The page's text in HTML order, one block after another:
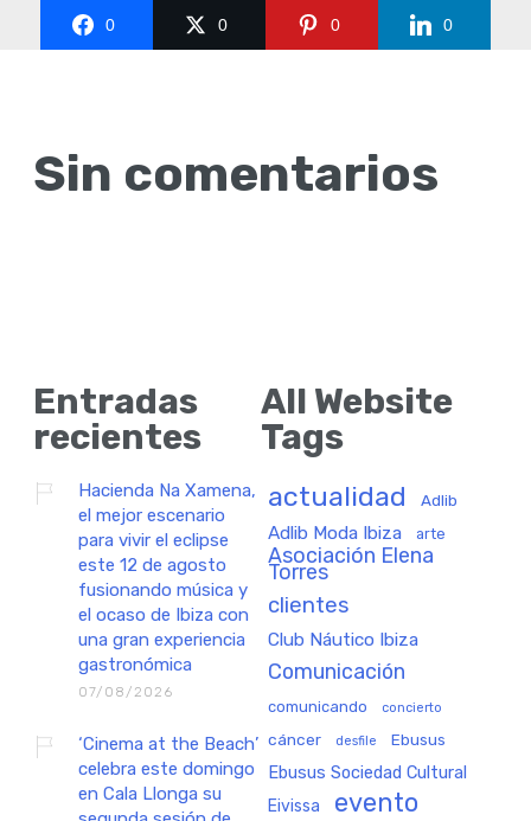
0 0 0 0
Sin comentarios
Entradas
recientes
Hacienda Na Xamena,
el mejor escenario
para vivir el eclipse
este 12 de agosto
fusionando música y
el ocaso de Ibiza con
una gran experiencia
gastronómica
07/08/2026
‘Cinema at the Beach’
celebra este domingo
en Cala Llonga su
All Website
Tags
actualidad Adlib
Adlib Moda Ibiza arte
Asociación Elena
Torres
clientes
Club Náutico Ibiza
Comunicación
comunicando concierto
cáncer desfile Ebusus
Ebusus Sociedad Cultural
Eivissa evento